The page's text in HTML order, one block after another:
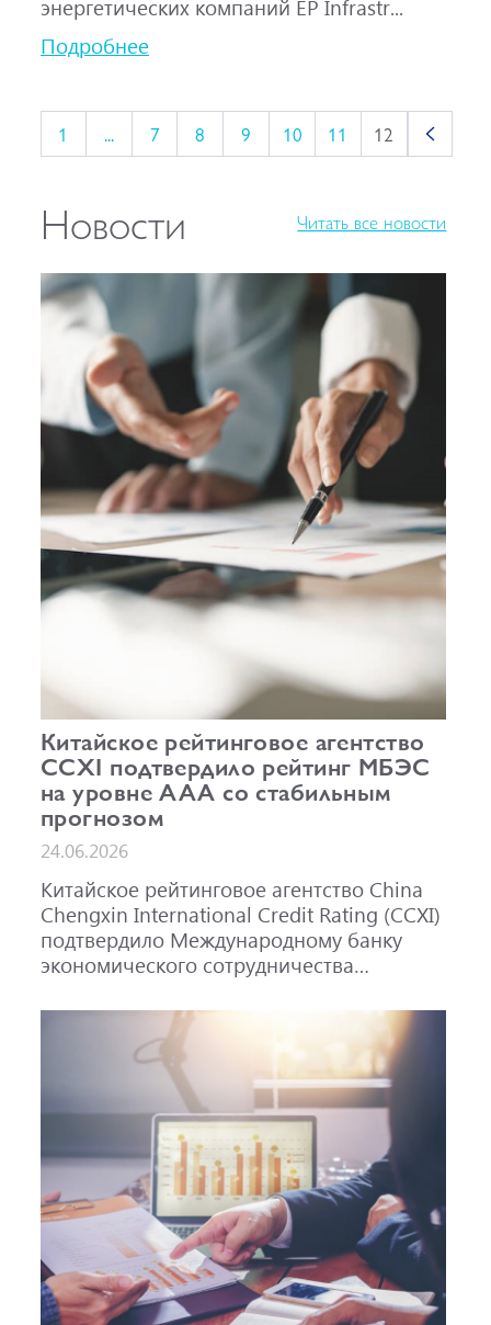
энергетических компаний EP Infrastr...
Подробнее
1 ... 7 8 9 10 11 12
Новости Читать все новости
Китайское рейтинговое агентство
CCXI подтвердило рейтинг МБЭС
на уровне AAA со стабильным
прогнозом
24.06.2026
Китайское рейтинговое агентство China
Chengxin International Credit Rating (CCXI)
подтвердило Международному банку
экономического сотрудничества
прогнозом.